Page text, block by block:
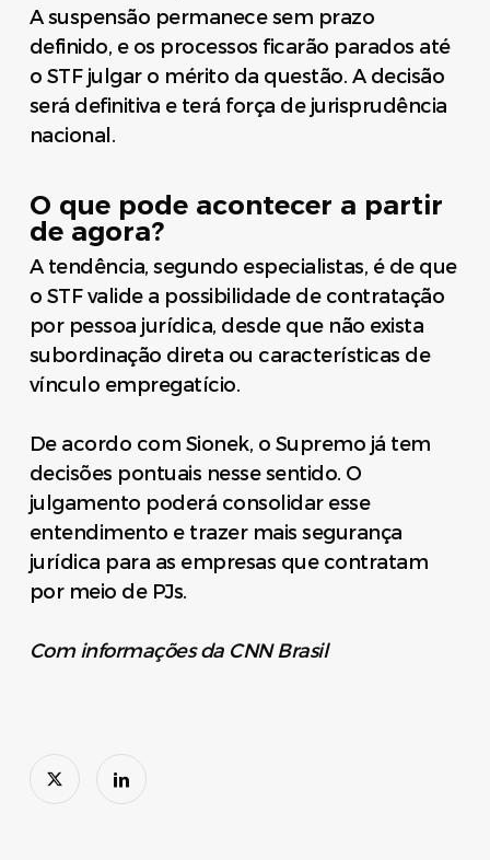
A suspensão permanece sem prazo
definido, e os processos ficarão parados até
o STF julgar o mérito da questão. A decisão
será definitiva e terá força de jurisprudência
nacional.
O que pode acontecer a partir
de agora?
A tendência, segundo especialistas, é de que
o STF valide a possibilidade de contratação
por pessoa jurídica, desde que não exista
subordinação direta ou características de
vínculo empregatício.
De acordo com Sionek, o Supremo já tem
decisões pontuais nesse sentido. O
julgamento poderá consolidar esse
entendimento e trazer mais segurança
jurídica para as empresas que contratam
por meio de PJs.
Com informações da CNN Brasil